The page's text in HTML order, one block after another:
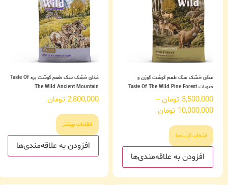
غذای خشک سگ طعم گوشت گوزن و
حبوبات Taste Of The Wild Pine Forest
3,500,000 تومان –
10,000,000 تومان
انتخاب گزینه‌ها
افزودن به علاقه‌مندی‌ها
غذای خشک سگ طعم گوشت بره Taste Of
The Wild Ancient Mountain
2,800,000 تومان
اطلاعات بیشتر
افزودن به علاقه‌مندی‌ها